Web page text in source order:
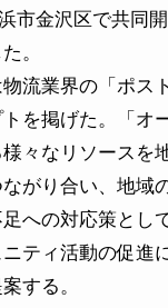
金沢区で共同
。
流業界の「ポス
を掲げた。「
々なリソース
がり合い、地
への対応策と
ティ活動の促
する。